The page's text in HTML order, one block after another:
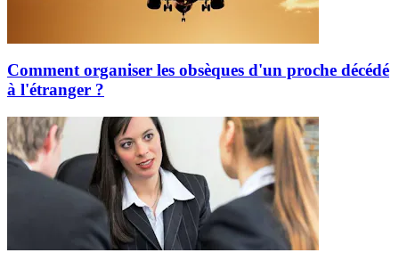
Comment organiser les obsèques d'un proche décédé
à l'étranger ?